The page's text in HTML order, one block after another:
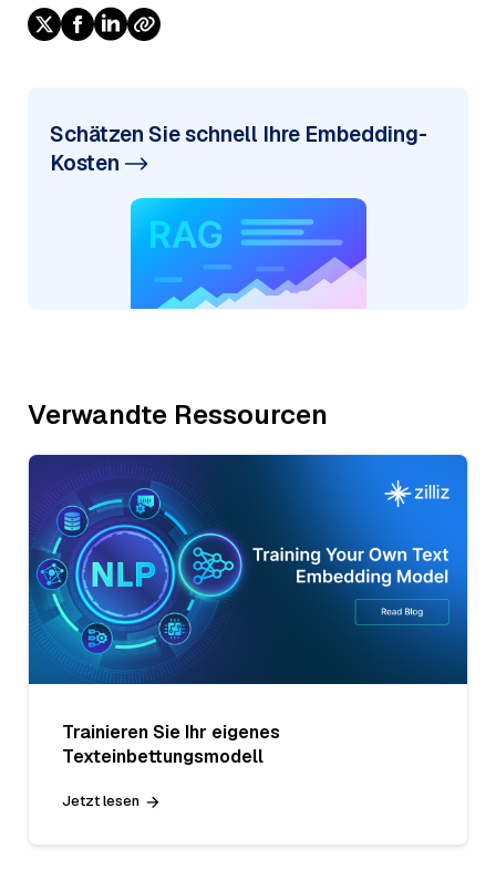
Schätzen Sie schnell Ihre Embedding-
Kosten
Verwandte Ressourcen
Trainieren Sie Ihr eigenes
Texteinbettungsmodell
Jetzt lesen